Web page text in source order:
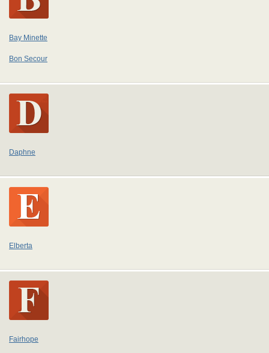
Bay Minette
Bon Secour
Daphne
Elberta
Fairhope